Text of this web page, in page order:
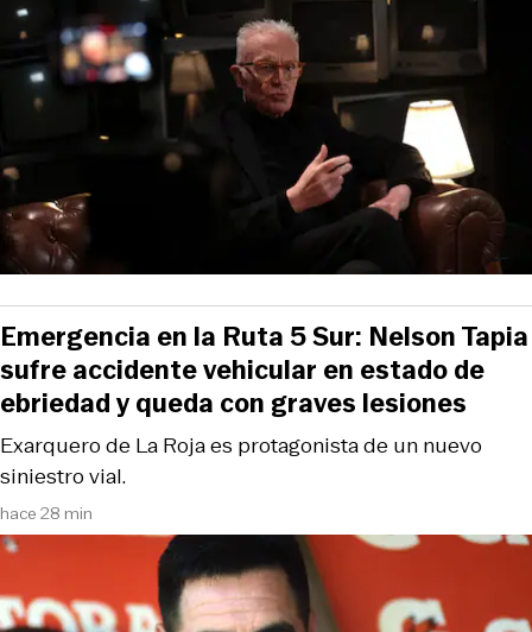
hace 28 min
Exarquero de La Roja es protagonista de un nuevo
siniestro vial.
Emergencia en la Ruta 5 Sur: Nelson Tapia
sufre accidente vehicular en estado de
ebriedad y queda con graves lesiones